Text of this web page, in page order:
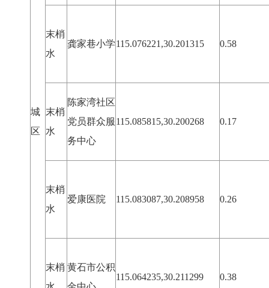
城
区
末梢
水
龚家巷小学115.076221,30.201315 0.58
末梢
水
陈家湾社区
党员群众服
务中心
115.085815,30.200268 0.17
末梢
水
爱康医院 115.083087,30.208958 0.26
末梢 黄石市公积
115.064235,30.211299 0.38